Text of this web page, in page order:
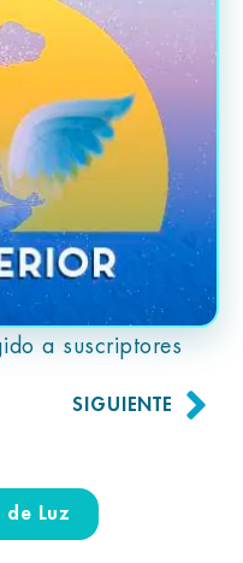
a suscriptores
SIGUIENTE
de Luz